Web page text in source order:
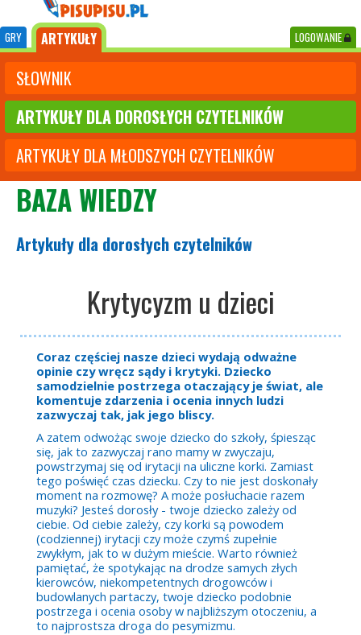
GRY ARTYKUŁY LOGOWANIE
SŁOWNIK
ARTYKUŁY DLA DOROSŁYCH CZYTELNIKÓW
ARTYKUŁY DLA MŁODSZYCH CZYTELNIKÓW
BAZA WIEDZY
Artykuły dla dorosłych czytelników
Krytycyzm u dzieci
Coraz częściej nasze dzieci wydają odważne
opinie czy wręcz sądy i krytyki. Dziecko
samodzielnie postrzega otaczający je świat, ale
komentuje zdarzenia i ocenia innych ludzi
zazwyczaj tak, jak jego bliscy.
A zatem odwożąc swoje dziecko do szkoły, śpiesząc
się, jak to zazwyczaj rano mamy w zwyczaju,
powstrzymaj się od irytacji na uliczne korki. Zamiast
tego poświęć czas dziecku. Czy to nie jest doskonały
moment na rozmowę? A może posłuchacie razem
muzyki? Jesteś dorosły - twoje dziecko zależy od
ciebie. Od ciebie zależy, czy korki są powodem
(codziennej) irytacji czy może czymś zupełnie
zwykłym, jak to w dużym mieście. Warto również
pamiętać, że spotykając na drodze samych złych
kierowców, niekompetentnych drogowców i
budowlanych partaczy, twoje dziecko podobnie
postrzega i ocenia osoby w najbliższym otoczeniu, a
to najprostsza droga do pesymizmu.